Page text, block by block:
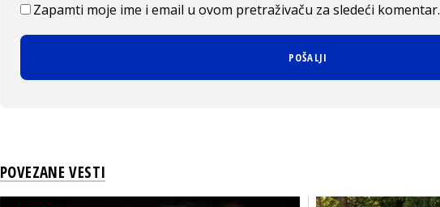
Zapamti moje ime i email u ovom pretraživaču za sledeći komentar.
POVEZANE VESTI